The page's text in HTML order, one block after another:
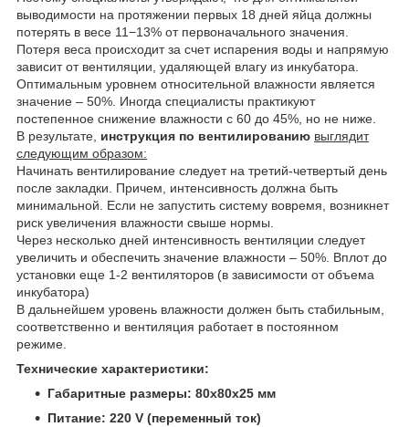
выводимости на протяжении первых 18 дней яйца должны
потерять в весе 11−13% от первоначального значения.
Потеря веса происходит за счет испарения воды и напрямую
зависит от вентиляции, удаляющей влагу из инкубатора.
Оптимальным уровнем относительной влажности является
значение – 50%. Иногда специалисты практикуют
постепенное снижение влажности с 60 до 45%, но не ниже.
В результате, инструкция по вентилированию выглядит
следующим образом:
Начинать вентилирование следует на третий-четвертый день
после закладки. Причем, интенсивность должна быть
минимальной. Если не запустить систему вовремя, возникнет
риск увеличения влажности свыше нормы.
Через несколько дней интенсивность вентиляции следует
увеличить и обеспечить значение влажности – 50%. Вплот до
установки еще 1-2 вентиляторов (в зависимости от объема
инкубатора)
В дальнейшем уровень влажности должен быть стабильным,
соответственно и вентиляция работает в постоянном
режиме.
Технические характеристики:
Габаритные размеры: 80x80x25 мм
Питание: 220 V (переменный ток)